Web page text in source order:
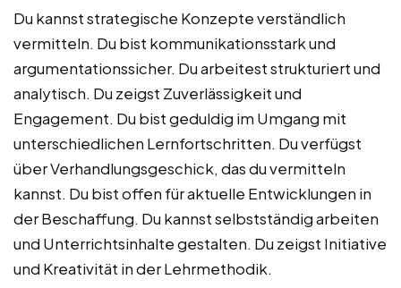
Du kannst strategische Konzepte verständlich
vermitteln. Du bist kommunikationsstark und
argumentationssicher. Du arbeitest strukturiert und
analytisch. Du zeigst Zuverlässigkeit und
Engagement. Du bist geduldig im Umgang mit
unterschiedlichen Lernfortschritten. Du verfügst
über Verhandlungsgeschick, das du vermitteln
kannst. Du bist offen für aktuelle Entwicklungen in
der Beschaffung. Du kannst selbstständig arbeiten
und Unterrichtsinhalte gestalten. Du zeigst Initiative
und Kreativität in der Lehrmethodik.